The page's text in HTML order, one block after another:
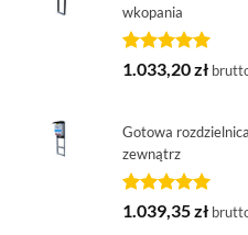
wkopania
Oceniony
na 5
1
oceny
klienta
1.033,20zł
Gotowa
zewnątrz
Oceniony
na 5
1
1.039,35zł